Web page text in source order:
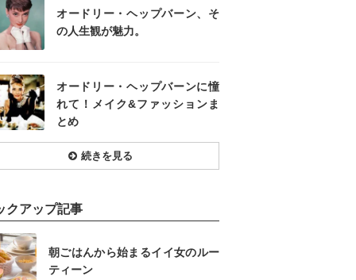
オードリー・ヘップバーン、そ
の人生観が魅力。
オードリー・ヘップバーンに憧
れて！メイク&ファッションま
とめ
続きを見る
クアップ記事
朝ごはんから始まるイイ女のルー
ティーン